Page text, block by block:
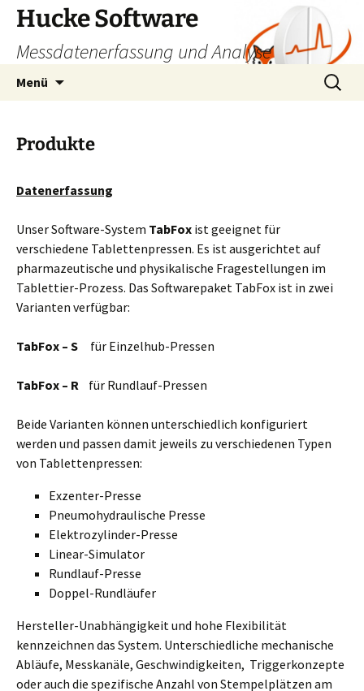
Zum
Inhalt
springen
Hucke Software
Messdatenerfassung und Analyse
Menü
Suchen
nach:
Produkte
Datenerfassung
Unser Software-System TabFox ist geeignet für
verschiedene Tablettenpressen. Es ist ausgerichtet auf
pharmazeutische und physikalische Fragestellungen im
Tablettier-Prozess. Das Softwarepaket TabFox ist in zwei
Varianten verfügbar:
TabFox – S für Einzelhub-Pressen
TabFox – R für Rundlauf-Pressen
Beide Varianten können unterschiedlich konfiguriert
werden und passen damit jeweils zu verschiedenen Typen
von Tablettenpressen:
Exzenter-Presse
Pneumohydraulische Presse
Elektrozylinder-Presse
Linear-Simulator
Rundlauf-Presse
Doppel-Rundläufer
Hersteller-Unabhängigkeit und hohe Flexibilität
kennzeichnen das System. Unterschiedliche mechanische
Abläufe, Messkanäle, Geschwindigkeiten, Triggerkonzepte
oder auch die spezifische Anzahl von Stempelplätzen am